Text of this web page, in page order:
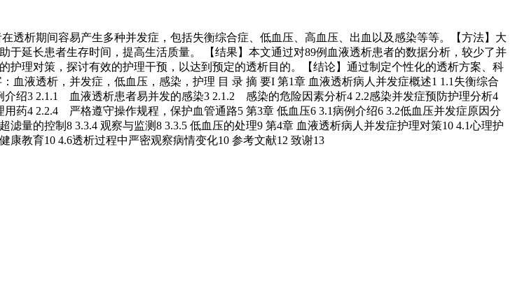
透析期间容易产生多种并发症，包括失衡综合症、低血压、高血压、出血以及感染等等。【方法】大
延长患者生存时间，提高生活质量。 【结果】本文通过对89例血液透析患者的数据分析，较少了并
理对策，探讨有效的护理干预，以达到预定的透析目的。【结论】通过制定个性化的透析方案、科
液透析，并发症，低血压，感染，护理 目 录 摘 要I 第1章 血液透析病人并发症概述1 1.1失衡综合
介绍3 2.1.1 血液透析患者易并发的感染3 2.1.2 感染的危险因素分析4 2.2感染并发症预防护理分析4
4 2.2.4 严格遵守操作规程，保护血管通路5 第3章 低血压6 3.1病例介绍6 3.2低血压并发症原因分
滤量的控制8 3.3.4 观察与监测8 3.3.5 低血压的处理9 第4章 血液透析病人并发症护理对策10 4.1心理护
教育10 4.6透析过程中严密观察病情变化10 参考文献12 致谢13